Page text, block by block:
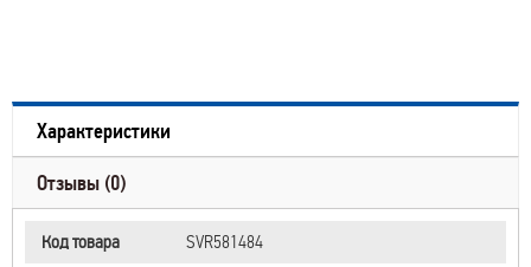
Характеристики
Отзывы (0)
Код товара SVR581484